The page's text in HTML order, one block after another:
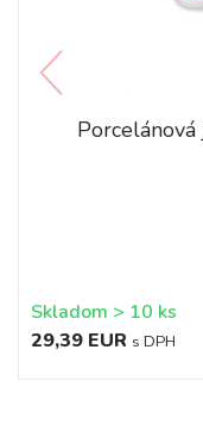
Skladom > 10 ks
29,39 EUR s DPH